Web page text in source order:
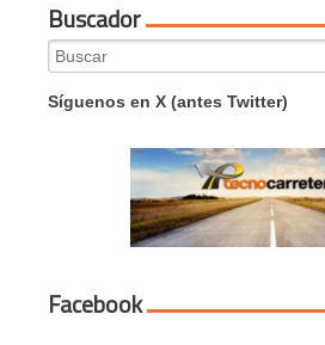
Buscador
Search
for:
Síguenos en X (antes Twitter)
Facebook